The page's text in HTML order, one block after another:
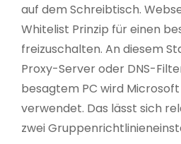
auf dem Schreibtisch.
Whitelist Prinzip für einen
freizuschalten. An diesem
Proxy-Server oder DNS-
besagtem PC wird
verwendet. Das lässt sich
zwei